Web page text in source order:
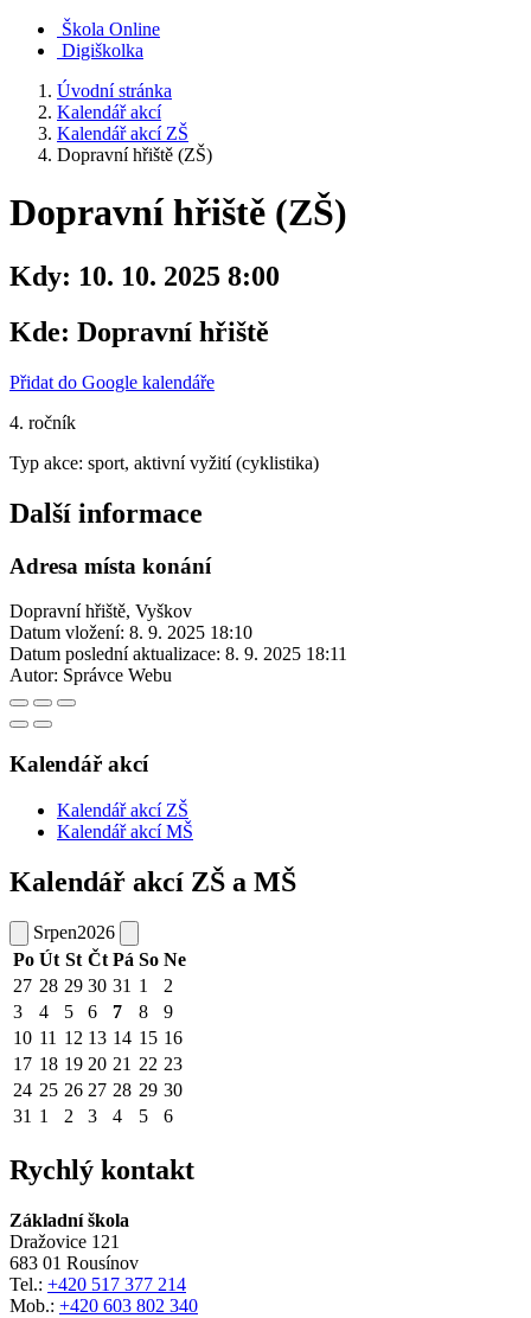
Škola Online
Digiškolka
Úvodní stránka
Kalendář akcí
Kalendář akcí ZŠ
Dopravní hřiště (ZŠ)
Dopravní hřiště (ZŠ)
Kdy: 10. 10. 2025 8:00
Kde: Dopravní hřiště
Přidat do Google kalendáře
4. ročník
Typ akce: sport, aktivní vyžití (cyklistika)
Další informace
Adresa místa konání
Dopravní hřiště, Vyškov
Datum vložení: 8. 9. 2025 18:10
Datum poslední aktualizace: 8. 9. 2025 18:11
Autor: Správce Webu
Kalendář akcí
Kalendář akcí ZŠ
Kalendář akcí MŠ
Kalendář akcí ZŠ a MŠ
Srpen2026
Po Út St Čt Pá So Ne
27 28 29 30 31 1
2
3
4 5 6 7 8
9
10 11 12 13 14 15 16
17 18 19 20 21 22 23
24 25 26 27 28 29 30
31 1 2 3 4 5 6
Rychlý kontakt
Základní škola
Dražovice 121
683 01 Rousínov
Tel.: +420 517 377 214
Mob.: +420 603 802 340